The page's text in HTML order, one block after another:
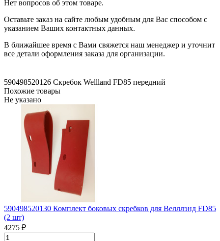
Нет вопросов об этом товаре.
Оставьте заказ на сайте любым удобным для Вас способом с
указанием Ваших контактных данных.
В ближайшее время с Вами свяжется наш менеджер и уточнит
все детали оформления заказа для организации.
590498520126 Скребок Wellland FD85 передний
Похожие товары
Не указано
590498520130 Комплект боковых скребков для Велллэнд FD85
(2 шт)
4275 ₽